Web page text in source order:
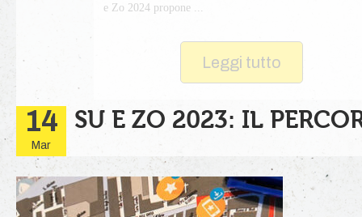
e Zo 2024 propone ...
Leggi tutto
14
Mar
SU E ZO 2023: IL